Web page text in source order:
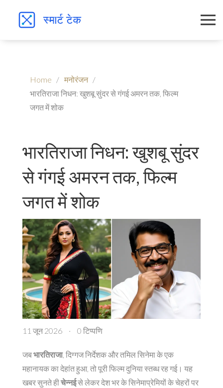
Home
मनोरंजन
भारतिराजा निधन: खुशबू सुंदर से गंगई अमरन तक, फिल्म
जगत में शोक
भारतिराजा निधन: खुशबू सुंदर
से गंगई अमरन तक, फिल्म
जगत में शोक
11 जून 2026 · 0 टिप्पणि
जबभारतिराजा, दिग्गज निर्देशकऔरतमिल सिनेमाके एक
महानायक का देहांत हुआ, तो पूरी फिल्म दुनिया स्तब्ध रह गई। यह
खबर सुनते हीचेन्नईसे लेकर देश भर के सिनेमाप्रेमियों के चेहरों पर